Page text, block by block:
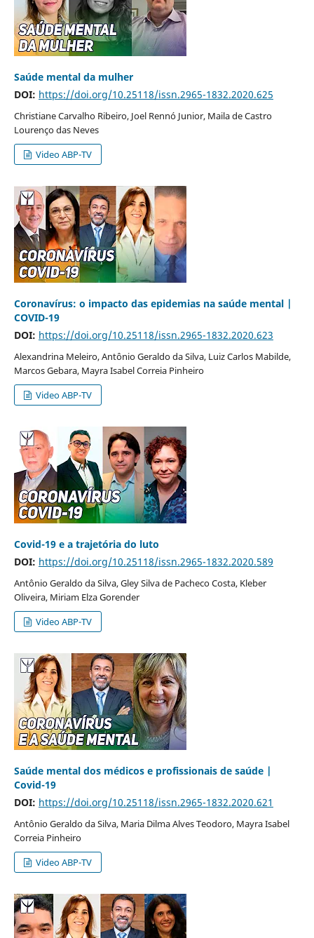
Saúde mental da mulher
DOI: https://doi.org/10.25118/issn.2965-1832.2020.625
Christiane Carvalho Ribeiro, Joel Rennó Junior, Maila de Castro
Lourenço das Neves
Video ABP-TV
Coronavírus: o impacto das epidemias na saúde mental |
COVID-19
DOI: https://doi.org/10.25118/issn.2965-1832.2020.623
Alexandrina Meleiro, Antônio Geraldo da Silva, Luiz Carlos Mabilde,
Marcos Gebara, Mayra Isabel Correia Pinheiro
Video ABP-TV
Covid-19 e a trajetória do luto
DOI: https://doi.org/10.25118/issn.2965-1832.2020.589
Antônio Geraldo da Silva, Gley Silva de Pacheco Costa, Kleber
Oliveira, Miriam Elza Gorender
Video ABP-TV
Saúde mental dos médicos e profissionais de saúde |
Covid-19
DOI: https://doi.org/10.25118/issn.2965-1832.2020.621
Antônio Geraldo da Silva, Maria Dilma Alves Teodoro, Mayra Isabel
Correia Pinheiro
Video ABP-TV